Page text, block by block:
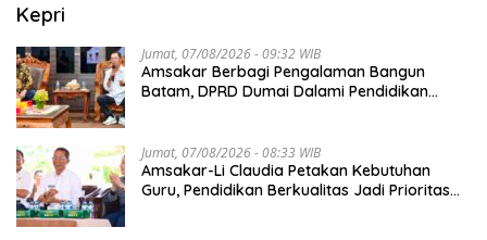
Kepri
Jumat, 07/08/2026 - 09:32 WIB
Amsakar Berbagi Pengalaman Bangun
Batam, DPRD Dumai Dalami Pendidikan
Jumat, 07/08/2026 - 08:33 WIB
Amsakar-Li Claudia Petakan Kebutuhan
Guru, Pendidikan Berkualitas Jadi Prioritas